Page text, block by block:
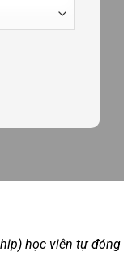
học viên tự đóng